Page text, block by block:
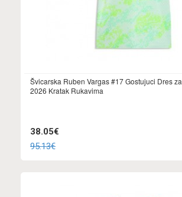
Švicarska Ruben Vargas #17 Gostujuci Dres
2026 Kratak Rukavima
38.05€
95.13€